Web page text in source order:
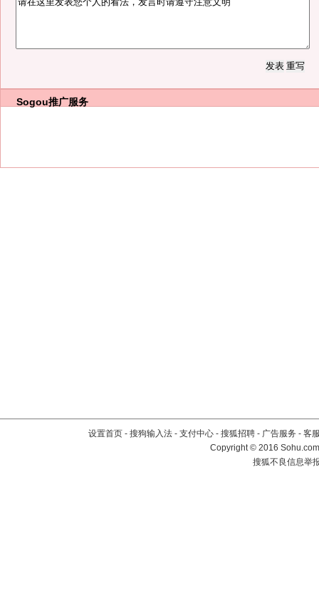
Sogou推广服务
设置首页 - 搜狗输入法 - 支付中心 - 搜狐招聘 - 广告服务 - 客
Copyright©2016
搜狐不良信息举